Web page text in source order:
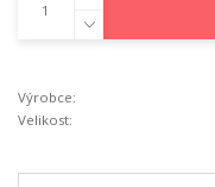
Výrobce:
Velikost: